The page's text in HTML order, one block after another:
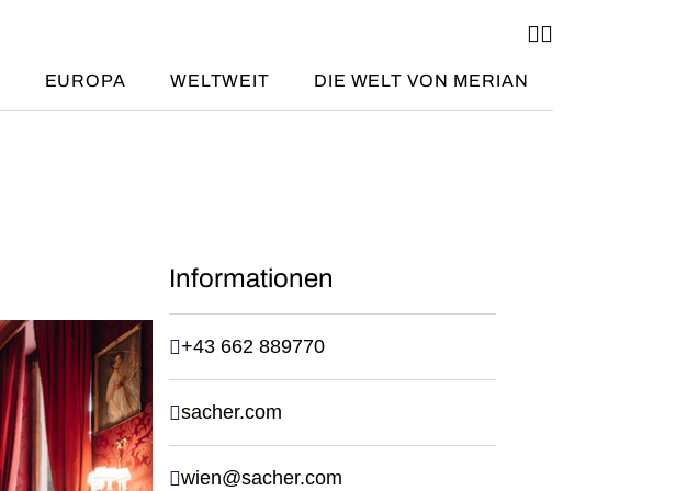
EUROPA WELTWEIT DIE WELT VON MERIAN
Informationen
+43 662 889770
sacher.com
wien@sacher.com